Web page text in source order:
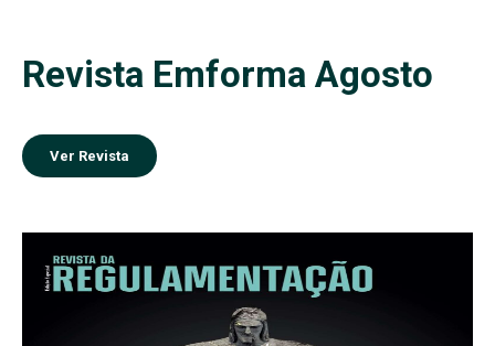
Revista Emforma Agosto
Ver Revista